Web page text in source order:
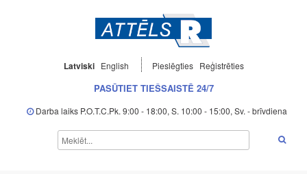
Latviski English Pieslēgties Reģistrēties
PASŪTIET TIEŠSAISTĒ 24/7
Darba laiks P.O.T.C.Pk. 9:00 - 18:00, S. 10:00 - 15:00, Sv. - brīvdiena